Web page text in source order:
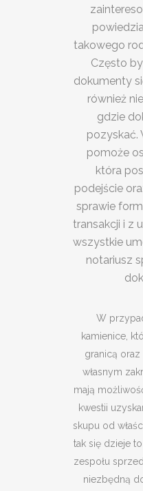
takowego
Często
dokumenty
również
gdzie
pozyskać.
pomoże
która
podejście
sprawie
transakcji i z
wszystkie
notariusz
W
kamienice,
granicą oraz
własnym
mają
kwestii
skupu od
tak się dzieje
zespołu
niezbędną